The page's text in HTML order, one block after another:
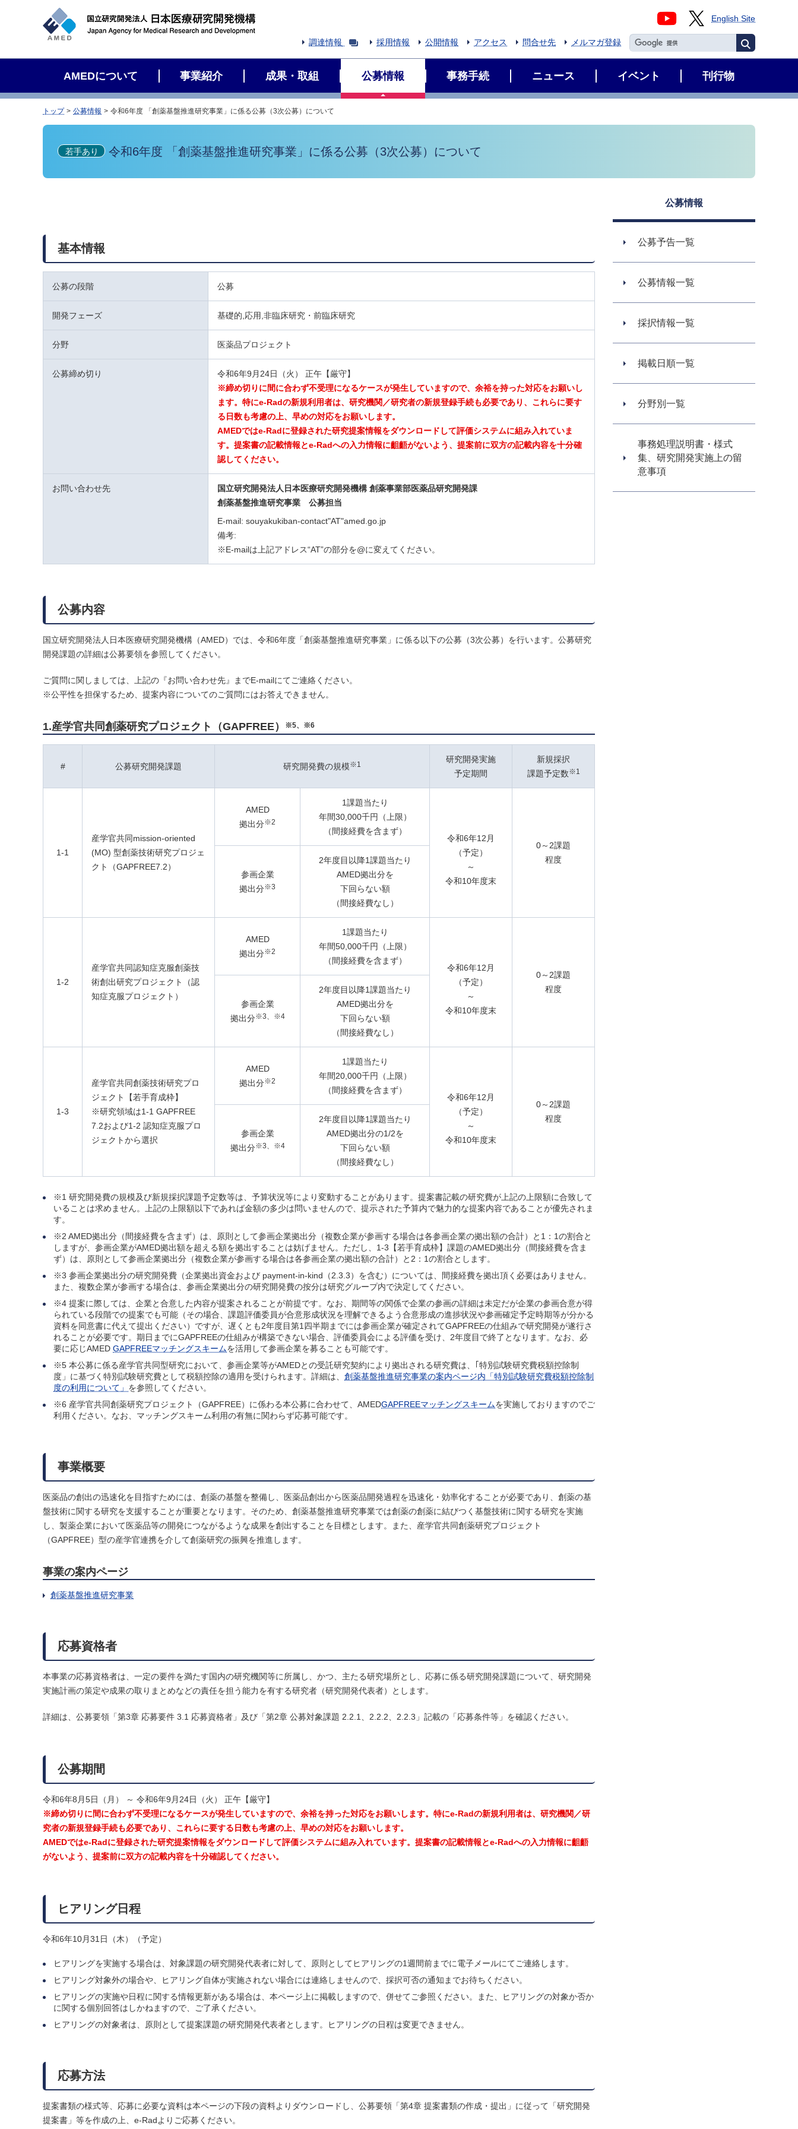
English Site
調達情報 採用情報 公開情報 アクセス 問合せ先 メルマガ登録
AMEDについて 事業紹介 成果・取組 公募情報 事務手続 ニュース イベント 刊行物
トップ 公募情報 令和6年度 「創薬基盤推進研究事業」に係る公募（3次公募）について
若手あり 令和6年度 「創薬基盤推進研究事業」に係る公募（3次公募）について
基本情報
公募の段階 公募
開発フェーズ 基礎的,応用,非臨床研究・前臨床研究
分野 医薬品プロジェクト
公募締め切り
令和6年9月24日（火） 正午【厳守】
※締め切りに間に合わず不受理になるケースが発生していますので、余裕を持った対応をお願いし
ます。特にe-Radの新規利用者は、研究機関／研究者の新規登録手続も必要であり、これらに要す
る日数も考慮の上、早めの対応をお願いします。
AMEDではe-Radに登録された研究提案情報をダウンロードして評価システムに組み入れていま
す。提案書の記載情報とe-Radへの入力情報に齟齬がないよう、提案前に双方の記載内容を十分確
認してください。
お問い合わせ先
国立研究開発法人日本医療研究開発機構 創薬事業部医薬品研究開発課
創薬基盤推進研究事業
公募担当
E-mail: souyakukiban-contact"AT"amed.go.jp
備考:
※E-mailは上記アドレス“AT”の部分を@に変えてください。
公募内容
国立研究開発法人日本医療研究開発機構（AMED）では、令和6年度「創薬基盤推進研究事業」に係る以下の公募（3次公募）を行います。公募研究
開発課題の詳細は公募要領を参照してください。
ご質問に関しましては、上記の『お問い合わせ先』までE-mailにてご連絡ください。
※公平性を担保するため、提案内容についてのご質問にはお答えできません。
1.産学官共同創薬研究プロジェクト（GAPFREE） ※5、※6
# 公募研究開発課題 研究開発費の規模※1
研究開発実施
予定期間
新規採択
課題予定数※1
1-1
産学官共同mission-oriented
(MO) 型創薬技術研究プロジェ
クト（GAPFREE7.2）
AMED
拠出分※2
1課題当たり
年間30,000千円（上限）
（間接経費を含まず）
令和6年12月
（予定）
～
令和10年度末
0～2課題
程度
参画企業
拠出分※3
2年度目以降1課題当たり
AMED拠出分を
下回らない額
（間接経費なし）
1-2
産学官共同認知症克服創薬技
術創出研究プロジェクト（認
知症克服プロジェクト）
AMED
拠出分※2
1課題当たり
年間50,000千円（上限）
（間接経費を含まず）
令和6年12月
（予定）
～
令和10年度末
0～2課題
程度
参画企業
拠出分※3、※4
2年度目以降1課題当たり
AMED拠出分を
下回らない額
（間接経費なし）
1-3
産学官共同創薬技術研究プロ
ジェクト【若手育成枠】
※研究領域は1-1 GAPFREE
7.2および1-2 認知症克服プロ
ジェクトから選択
AMED
拠出分※2
1課題当たり
年間20,000千円（上限）
（間接経費を含まず）
令和6年12月
（予定）
～
令和10年度末
0～2課題
程度
参画企業
拠出分※3、※4
2年度目以降1課題当たり
AMED拠出分の1/2を
下回らない額
（間接経費なし）
※1 研究開発費の規模及び新規採択課題予定数等は、予算状況等により変動することがあります。提案書記載の研究費が上記の上限額に合致して
いることは求めません。上記の上限額以下であれば金額の多少は問いませんので、提示された予算内で魅力的な提案内容であることが優先されま
す。
※2 AMED拠出分（間接経費を含まず）は、原則として参画企業拠出分（複数企業が参画する場合は各参画企業の拠出額の合計）と1：1の割合と
しますが、参画企業がAMED拠出額を超える額を拠出することは妨げません。ただし、1-3【若手育成枠】課題のAMED拠出分（間接経費を含ま
ず）は、原則として参画企業拠出分（複数企業が参画する場合は各参画企業の拠出額の合計）と2：1の割合とします。
※3 参画企業拠出分の研究開発費（企業拠出資金および payment-in-kind（2.3.3）を含む）については、間接経費を拠出頂く必要はありません。
また、複数企業が参画する場合は、参画企業拠出分の研究開発費の按分は研究グループ内で決定してください。
※4 提案に際しては、企業と合意した内容が提案されることが前提です。なお、期間等の関係で企業の参画の詳細は未定だが企業の参画合意が得
られている段階での提案でも可能（その場合、課題評価委員が合意形成状況を理解できるよう合意形成の進捗状況や参画確定予定時期等が分かる
資料を同意書に代えて提出ください）ですが、遅くとも2年度目第1四半期までには参画企業が確定されてGAPFREEの仕組みで研究開発が遂行さ
れることが必要です。期日までにGAPFREEの仕組みが構築できない場合、評価委員会による評価を受け、2年度目で終了となります。なお、必
要に応じAMED GAPFREEマッチングスキームを活用して参画企業を募ることも可能です。
※5 本公募に係る産学官共同型研究において、参画企業等がAMEDとの受託研究契約により拠出される研究費は、｢特別試験研究費税額控除制
度」に基づく特別試験研究費として税額控除の適用を受けられます。詳細は、 創薬基盤推進研究事業の案内ページ内「特別試験研究費税額控除制
度の利用について」 を参照してください。
※6 産学官共同創薬研究プロジェクト（GAPFREE）に係わる本公募に合わせて、AMEDGAPFREEマッチングスキームを実施しておりますのでご
利用ください。なお、マッチングスキーム利用の有無に関わらず応募可能です。
事業概要
医薬品の創出の迅速化を目指すためには、創薬の基盤を整備し、医薬品創出から医薬品開発過程を迅速化・効率化することが必要であり、創薬の基
盤技術に関する研究を支援することが重要となります。そのため、創薬基盤推進研究事業では創薬の創薬に結びつく基盤技術に関する研究を実施
し、製薬企業において医薬品等の開発につながるような成果を創出することを目標とします。また、産学官共同創薬研究プロジェクト
（GAPFREE）型の産学官連携を介して創薬研究の振興を推進します。
事業の案内ページ
創薬基盤推進研究事業
応募資格者
本事業の応募資格者は、一定の要件を満たす国内の研究機関等に所属し、かつ、主たる研究場所とし、応募に係る研究開発課題について、研究開発
実施計画の策定や成果の取りまとめなどの責任を担う能力を有する研究者（研究開発代表者）とします。
詳細は、公募要領「第3章 応募要件 3.1 応募資格者」及び「第2章 公募対象課題 2.2.1、2.2.2、2.2.3」記載の「応募条件等」を確認ください。
公募期間
令和6年8月5日（月） ～ 令和6年9月24日（火） 正午【厳守】
※締め切りに間に合わず不受理になるケースが発生していますので、余裕を持った対応をお願いします。特にe-Radの新規利用者は、研究機関／研
究者の新規登録手続も必要であり、これらに要する日数も考慮の上、早めの対応をお願いします。
AMEDではe-Radに登録された研究提案情報をダウンロードして評価システムに組み入れています。提案書の記載情報とe-Radへの入力情報に齟齬
がないよう、提案前に双方の記載内容を十分確認してください。
ヒアリング日程
令和6年10月31日（木）（予定）
ヒアリングを実施する場合は、対象課題の研究開発代表者に対して、原則としてヒアリングの1週間前までに電子メールにてご連絡します。
ヒアリング対象外の場合や、ヒアリング自体が実施されない場合には連絡しませんので、採択可否の通知までお待ちください。
ヒアリングの実施や日程に関する情報更新がある場合は、本ページ上に掲載しますので、併せてご参照ください。また、ヒアリングの対象か否か
に関する個別回答はしかねますので、ご了承ください。
ヒアリングの対象者は、原則として提案課題の研究開発代表者とします。ヒアリングの日程は変更できません。
応募方法
提案書類の様式等、応募に必要な資料は本ページの下段の資料よりダウンロードし、公募要領「第4章 提案書類の作成・提出」に従って「研究開発
提案書」等を作成の上、e-Radよりご応募ください。
公募情報
公募予告一覧
公募情報一覧
採択情報一覧
掲載日順一覧
分野別一覧
事務処理説明書・様式
集、研究開発実施上の留
意事項